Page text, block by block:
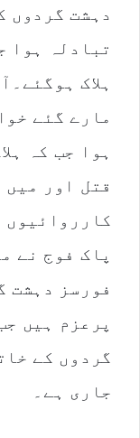
دہشت گردوں
ہلاک
مارے گئے
ہوا جب کہ
قتل اور
پاک فوج نے
فورسز دہشت
پرعزم ہیں
گردوں کے
جاری ہے۔